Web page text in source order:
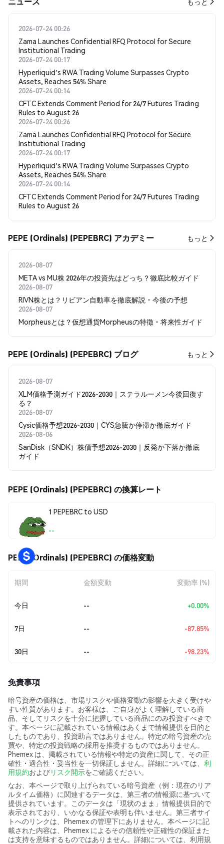
2026-07-24 00:26
Zama Launches Confidential RFQ Protocol for Secure
Institutional Trading
2026-07-24 00:17
Hyperliquid's RWA Trading Volume Surpasses Crypto
Assets, Reaches 54% Share
2026-07-24 00:14
CFTC Extends Comment Period for 24/7 Futures Trading
Rules to August 26
2026-07-24 00:26
Zama Launches Confidential RFQ Protocol for Secure
Institutional Trading
2026-07-24 00:17
Hyperliquid's RWA Trading Volume Surpasses Crypto
Assets, Reaches 54% Share
2026-07-24 00:14
CFTC Extends Comment Period for 24/7 Futures Trading
Rules to August 26
PEPE (Ordinals) (PEPEBRC) アカデミー もっと
2026-08-07
META vs MU株 2026年の投資先はどっち？徹底比較ガイド
2026-08-07
RIVN株とは？リビアン自動車を徹底解説・今後の予想
2026-08-07
Morpheusとは？仮想通貨Morpheusの特徴・将来性ガイド
PEPE (Ordinals) (PEPEBRC) ブログ もっと
2026-08-07
XLM価格予測ガイド2026-2030｜ステラルーメン今後回復す
る？
2026-08-07
Cysic価格予想2026-2030｜CYS急騰か停滞か徹底ガイド
2026-08-06
SanDisk（SNDK）株価予想2026-2030｜反発か下落か徹底
ガイド
PEPE (Ordinals) (PEPEBRC) の換算レート
1 PEPEBRC to USD
--
PEPE (Ordinals) (PEPEBRC) の価格変動
期間 金額変動 変動率 (%)
今日 -- +0.00%
7日 -- -87.85%
30日 -- -98.23%
免責事項
暗号資産の価格は、市場リスクや価格変動の影響を大きく受けや
すい性質があります。お客様は、ご自身がよく理解している商
品、そしてリスクを十分に把握している商品にのみ投資すべきで
す。本ページに記載されている情報はあくまで情報提供を目的と
したものであり、投資助言ではありません。特定の暗号資産の売
買や、特定の投資戦略の採用を推奨するものではありません。
Phemex は、掲載されている情報や特定の資産に関して、その正
確性・適合性・妥当性を一切保証しません。詳細については、 利
用規約およびリスク開示をご確認ください。
なお、本ページで取り上げられている暗号資産（例：現在のリア
ルタイム価格）に関連するデータは、第三者の情報源に基づいて
提供されています。このデータは「現状のまま」情報提供目的で
表示されており、いかなる保証や表明も伴いません。第三者サイ
トへのリンクは、Phemex の管理下にありません。本ページに記
載された内容は、Phemex によるその信頼性や正確性の保証また
は支持を意味するものではありません。詳細については、利用規